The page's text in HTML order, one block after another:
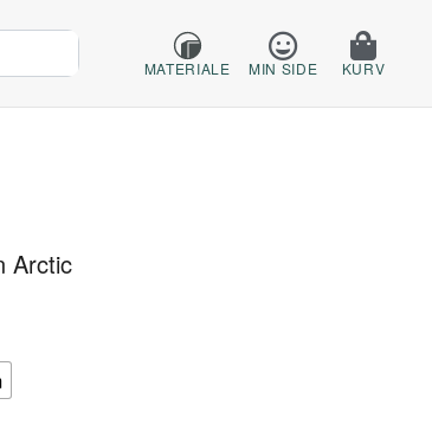
MATERIALE MIN SIDE KURV
Arctic